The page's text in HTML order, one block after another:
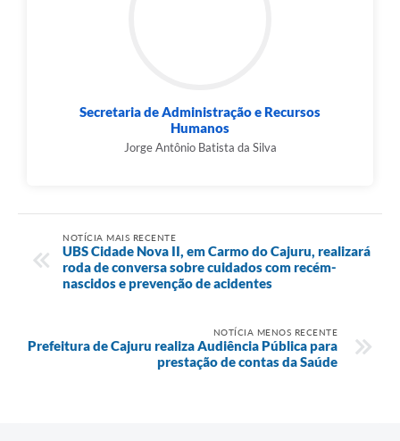
Secretaria de Administração e Recursos
Humanos
Jorge Antônio Batista da Silva
NOTÍCIA MAIS RECENTE
UBS Cidade Nova II, em Carmo do Cajuru, realizará
roda de conversa sobre cuidados com recém-
nascidos e prevenção de acidentes
NOTÍCIA MENOS RECENTE
Prefeitura de Cajuru realiza Audiência Pública para
prestação de contas da Saúde